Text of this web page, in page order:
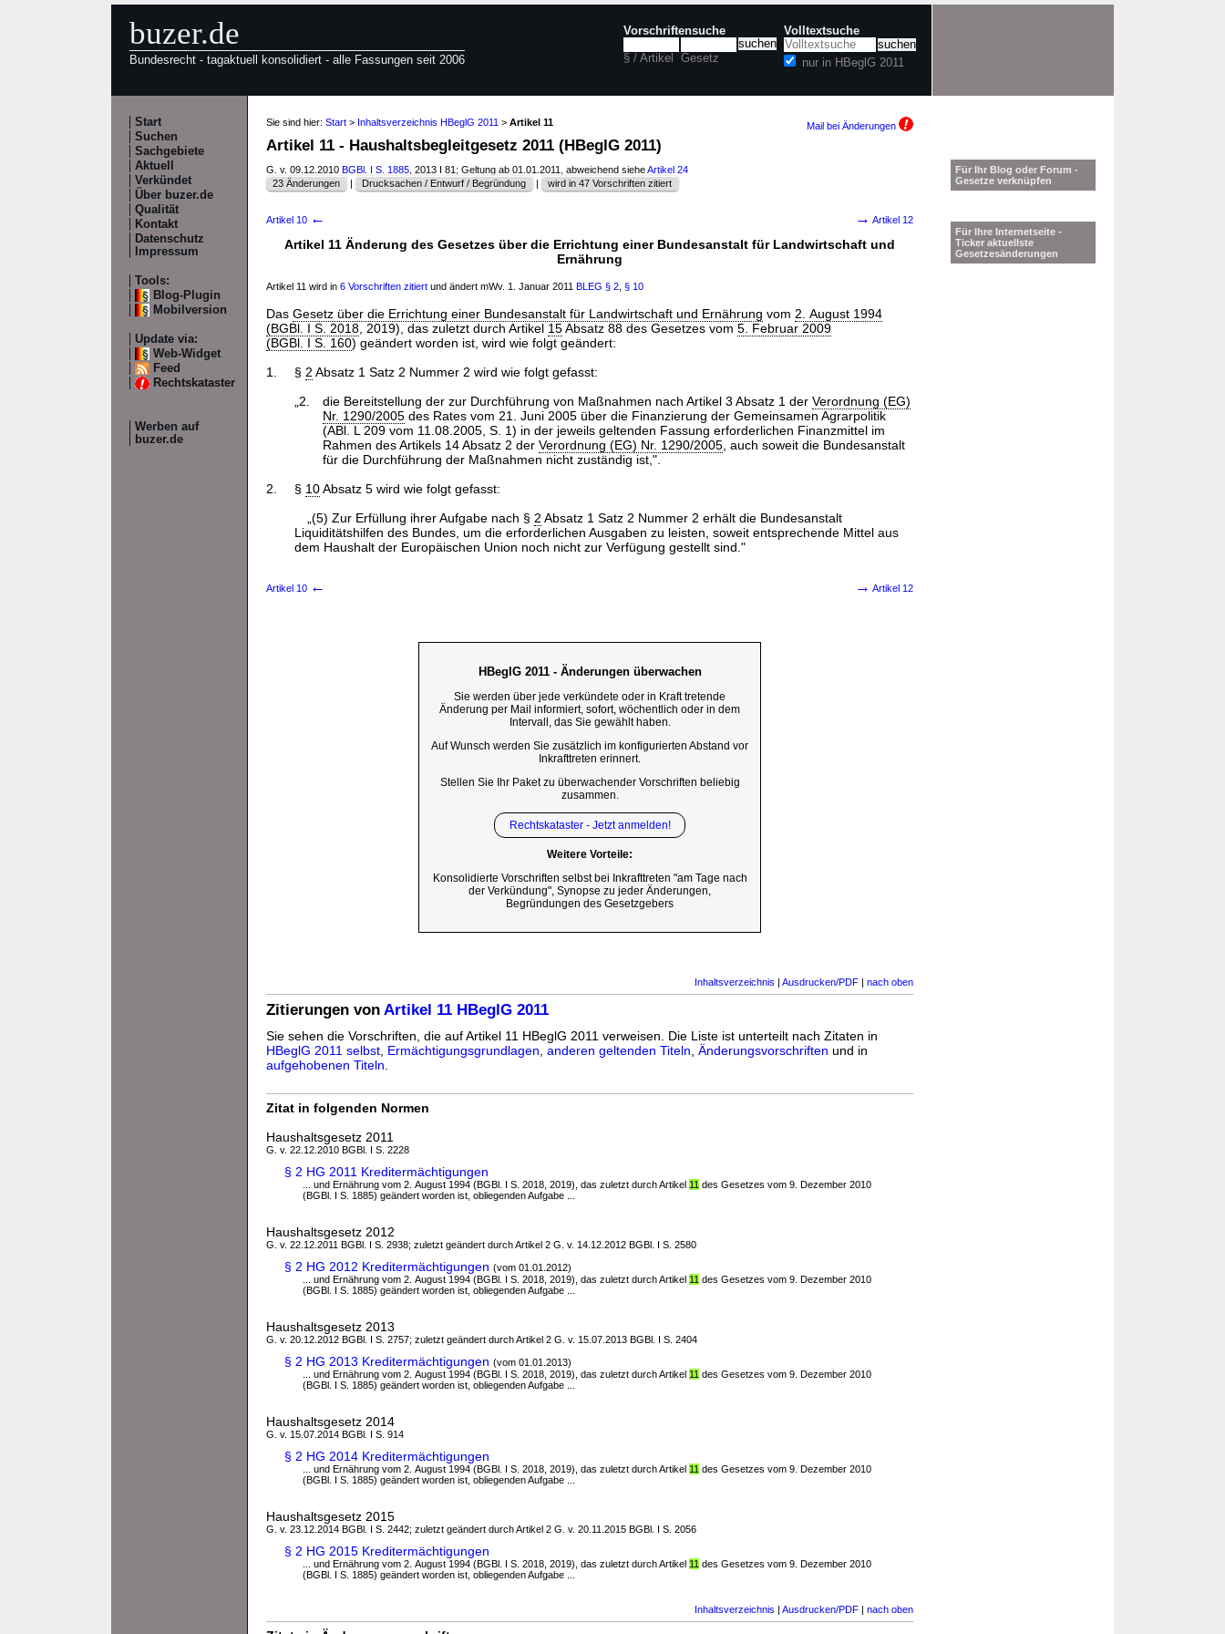
buzer.de
Bundesrecht - tagaktuell konsolidiert - alle Fassungen seit 2006
Vorschriftensuche
§ / Artikel Gesetz
Volltextsuche
nur in HBeglG 2011
Start
Suchen
Sachgebiete
Aktuell
Verkündet
Über buzer.de
Qualität
Kontakt
Datenschutz
Impressum
Tools:
Blog-Plugin
Mobilversion
Update via:
Web-Widget
Feed
Rechtskataster
Werben auf
buzer.de
Sie sind hier: Start > Inhaltsverzeichnis HBeglG 2011 > Artikel 11 Mail bei Änderungen
Artikel 11 - Haushaltsbegleitgesetz 2011 (HBeglG 2011)
G. v. 09.12.2010 BGBl. I S. 1885 , 2013 I 81; Geltung ab 01.01.2011, abweichend sieheArtikel 24
23 Änderungen
| Drucksachen / Entwurf / Begründung | wird in 47 Vorschriften zitiert
Artikel 10 ← → Artikel 12
Artikel 11 Änderung des Gesetzes über die Errichtung einer Bundesanstalt für Landwirtschaft und
Ernährung
Artikel 11 wird in 6 Vorschriften zitiert und ändert mWv. 1. Januar 2011 BLEG § 2 § 10
Das Gesetz über die Errichtung einer Bundesanstalt für Landwirtschaft und Ernährung vom 2. August 1994
(BGBl. I S. 2018 , 2019), das zuletzt durch Artikel 15Absatz 88 des Gesetzes vom 5. Februar 2009
(BGBl. I S. 160) geändert worden ist, wird wie folgt geändert:
1.
§ 2 Absatz 1 Satz 2 Nummer 2 wird wie folgt gefasst:
„2.
die Bereitstellung der zur Durchführung von Maßnahmen nach Artikel 3 Absatz 1 der Verordnung (EG)
Nr. 1290/2005des Rates vom 21. Juni 2005 über die Finanzierung der Gemeinsamen Agrarpolitik
(ABl. L 209 vom 11.08.2005, S. 1) in der jeweils geltenden Fassung erforderlichen Finanzmittel im
Rahmen des Artikels 14 Absatz 2 der Verordnung (EG) Nr. 1290/2005, auch soweit die Bundesanstalt
für die Durchführung der Maßnahmen nicht zuständig ist,".
2.
§ 10Absatz 5 wird wie folgt gefasst:
„(5) Zur Erfüllung ihrer Aufgabe nach § 2 Absatz 1 Satz 2 Nummer 2 erhält die Bundesanstalt
Liquiditätshilfen des Bundes, um die erforderlichen Ausgaben zu leisten, soweit entsprechende Mittel aus
dem Haushalt der Europäischen Union noch nicht zur Verfügung gestellt sind."
Artikel 10 ← → Artikel 12
HBeglG 2011 - Änderungen überwachen
Sie werden über jede verkündete oder in Kraft tretende
Änderung per Mail informiert, sofort, wöchentlich oder in dem
Intervall, das Sie gewählt haben.
Auf Wunsch werden Sie zusätzlich im konfigurierten Abstand vor
Inkrafttreten erinnert.
Stellen Sie Ihr Paket zu überwachender Vorschriften beliebig
zusammen.
Rechtskataster - Jetzt anmelden!
Weitere Vorteile:
Konsolidierte Vorschriften selbst bei Inkrafttreten "am Tage nach
der Verkündung", Synopse zu jeder Änderungen,
Begründungen des Gesetzgebers
Inhaltsverzeichnis | Ausdrucken/PDF | nach oben
Zitierungen von Artikel 11 HBeglG 2011
Sie sehen die Vorschriften, die auf Artikel 11 HBeglG 2011 verweisen. Die Liste ist unterteilt nach Zitaten in
HBeglG 2011 selbst Ermächtigungsgrundlagen anderen geltenden Titeln Änderungsvorschriften und in
aufgehobenen Titeln
Zitat in folgenden Normen
Haushaltsgesetz 2011
G. v. 22.12.2010 BGBl. I S. 2228
§ 2 HG 2011 Kreditermächtigungen
... und Ernährung vom 2. August 1994 (BGBl. I S. 2018, 2019), das zuletzt durch Artikel 11 des Gesetzes vom 9. Dezember 2010
(BGBl. I S. 1885) geändert worden ist, obliegenden Aufgabe ...
Haushaltsgesetz 2012
G. v. 22.12.2011 BGBl. I S. 2938; zuletzt geändert durch Artikel 2 G. v. 14.12.2012 BGBl. I S. 2580
§ 2 HG 2012 Kreditermächtigungen (vom 01.01.2012)
... und Ernährung vom 2. August 1994 (BGBl. I S. 2018, 2019), das zuletzt durch Artikel 11 des Gesetzes vom 9. Dezember 2010
(BGBl. I S. 1885) geändert worden ist, obliegenden Aufgabe ...
Haushaltsgesetz 2013
G. v. 20.12.2012 BGBl. I S. 2757; zuletzt geändert durch Artikel 2 G. v. 15.07.2013 BGBl. I S. 2404
§ 2 HG 2013 Kreditermächtigungen (vom 01.01.2013)
... und Ernährung vom 2. August 1994 (BGBl. I S. 2018, 2019), das zuletzt durch Artikel 11 des Gesetzes vom 9. Dezember 2010
(BGBl. I S. 1885) geändert worden ist, obliegenden Aufgabe ...
Haushaltsgesetz 2014
G. v. 15.07.2014 BGBl. I S. 914
§ 2 HG 2014 Kreditermächtigungen
... und Ernährung vom 2. August 1994 (BGBl. I S. 2018, 2019), das zuletzt durch Artikel 11 des Gesetzes vom 9. Dezember 2010
(BGBl. I S. 1885) geändert worden ist, obliegenden Aufgabe ...
Haushaltsgesetz 2015
G. v. 23.12.2014 BGBl. I S. 2442; zuletzt geändert durch Artikel 2 G. v. 20.11.2015 BGBl. I S. 2056
§ 2 HG 2015 Kreditermächtigungen
... und Ernährung vom 2. August 1994 (BGBl. I S. 2018, 2019), das zuletzt durch Artikel 11 des Gesetzes vom 9. Dezember 2010
(BGBl. I S. 1885) geändert worden ist, obliegenden Aufgabe ...
Inhaltsverzeichnis | Ausdrucken/PDF | nach oben
Für Ihr Blog oder Forum -
Gesetze verknüpfen
Für Ihre Internetseite -
Ticker aktuellste
Gesetzesänderungen